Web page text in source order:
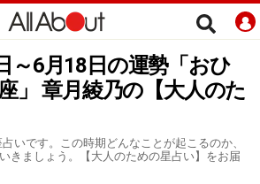
～6月18日の運勢「おひ
」 章月綾乃の【大人のた
いです。この時期どんなことが起こるのか、
きましょう。【大人のための星占い】をお届